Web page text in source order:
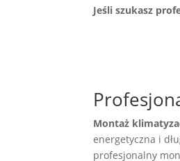
Jeśli szukasz
Montaż
energetyczna i
profesjonalny